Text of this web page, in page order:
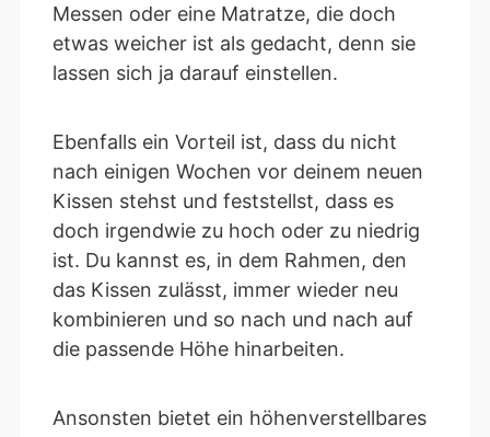
Messen oder eine Matratze, die doch
etwas weicher ist als gedacht, denn sie
lassen sich ja darauf einstellen.
Ebenfalls ein Vorteil ist, dass du nicht
nach einigen Wochen vor deinem neuen
Kissen stehst und feststellst, dass es
doch irgendwie zu hoch oder zu niedrig
ist. Du kannst es, in dem Rahmen, den
das Kissen zulässt, immer wieder neu
kombinieren und so nach und nach auf
die passende Höhe hinarbeiten.
Ansonsten bietet ein höhenverstellbares